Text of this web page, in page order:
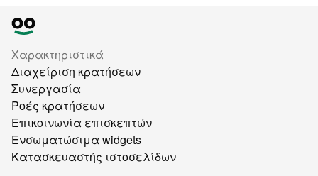
Χαρακτηριστικά
Διαχείριση κρατήσεων
Συνεργασία
Ροές κρατήσεων
Επικοινωνία επισκεπτών
Ενσωματώσιμα widgets
Κατασκευαστής ιστοσελίδων